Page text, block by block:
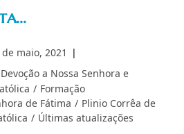
de maio, 2021
Devoção a Nossa Senhora e
/ Formação
de Fátima / Plinio Corrêa de
/ Últimas atualizações